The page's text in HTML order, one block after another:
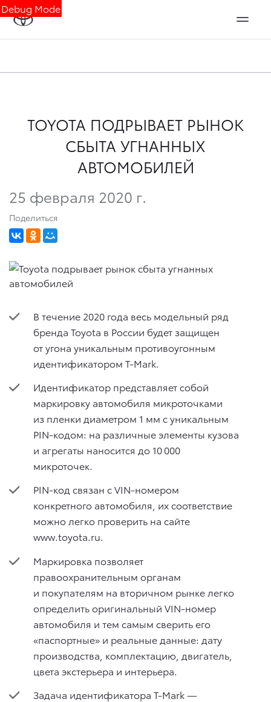
Debug Mode
TOYOTA ПОДРЫВАЕТ РЫНОК
СБЫТА УГНАННЫХ
АВТОМОБИЛЕЙ
25 февраля 2020 г.
Поделиться
В течение 2020 года весь модельный ряд
бренда Toyota в России будет защищен
от угона уникальным противоугонным
идентификатором T-Mark.
Идентификатор представляет собой
маркировку автомобиля микроточками
из пленки диаметром 1 мм с уникальным
PIN-кодом: на различные элементы кузова
и агрегаты наносится до 10 000
микроточек.
PIN-код связан с VIN-номером
конкретного автомобиля, их соответствие
можно легко проверить на сайте
www.toyota.ru.
Маркировка позволяет
правоохранительным органам
и покупателям на вторичном рынке легко
определить оригинальный VIN-номер
автомобиля и тем самым сверить его
«паспортные» и реальные данные: дату
производства, комплектацию, двигатель,
цвета экстерьера и интерьера.
Задача идентификатора T-Mark —